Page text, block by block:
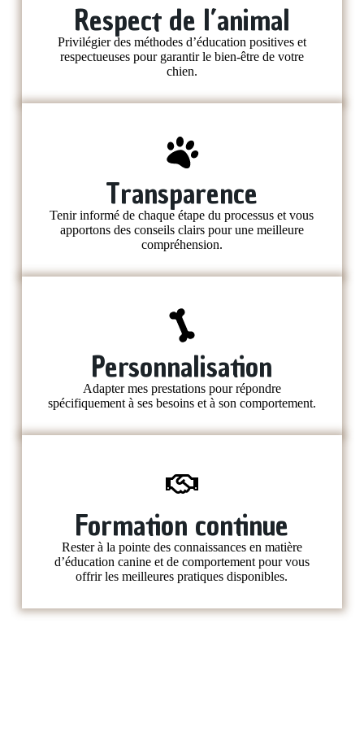
Respect de l’animal
Privilégier des méthodes d’éducation positives et
respectueuses pour garantir le bien-être de votre
chien.
Transparence
Tenir informé de chaque étape du processus et vous
apportons des conseils clairs pour une meilleure
compréhension.
Personnalisation
Adapter mes prestations pour répondre
spécifiquement à ses besoins et à son comportement.
Formation continue
Rester à la pointe des connaissances en matière
d’éducation canine et de comportement pour vous
offrir les meilleures pratiques disponibles.